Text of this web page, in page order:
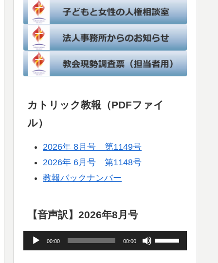
カトリック教報（PDFファイ
ル）
2026年 8月号 第1149号
2026年 6月号 第1148号
教報バックナンバー
【音声訳】2026年8月号
声
00:00 00:00
ボ
リ